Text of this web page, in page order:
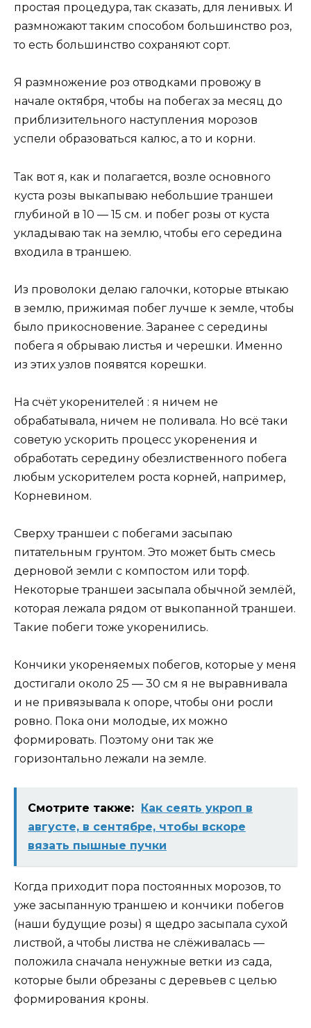
простая процедура, так сказать, для ленивых. И
размножают таким способом большинство роз,
то есть большинство сохраняют сорт.
Я размножение роз отводками провожу в
начале октября, чтобы на побегах за месяц до
приблизительного наступления морозов
успели образоваться калюс, а то и корни.
Так вот я, как и полагается, возле основного
куста розы выкапываю небольшие траншеи
глубиной в 10 — 15 см. и побег розы от куста
укладываю так на землю, чтобы его середина
входила в траншею.
Из проволоки делаю галочки, которые втыкаю
в землю, прижимая побег лучше к земле, чтобы
было прикосновение. Заранее с середины
побега я обрываю листья и черешки. Именно
из этих узлов появятся корешки.
На счёт укоренителей : я ничем не
обрабатывала, ничем не поливала. Но всё таки
советую ускорить процесс укоренения и
обработать середину обезлиственного побега
любым ускорителем роста корней, например,
Корневином.
Сверху траншеи с побегами засыпаю
питательным грунтом. Это может быть смесь
дерновой земли с компостом или торф.
Некоторые траншеи засыпала обычной землёй,
которая лежала рядом от выкопанной траншеи.
Такие побеги тоже укоренились.
Кончики укореняемых побегов, которые у меня
достигали около 25 — 30 см я не выравнивала
и не привязывала к опоре, чтобы они росли
ровно. Пока они молодые, их можно
формировать. Поэтому они так же
горизонтально лежали на земле.
Смотрите также: Как сеять укроп в
августе, в сентябре, чтобы вскоре
вязать пышные пучки
Когда приходит пора постоянных морозов, то
уже засыпанную траншею и кончики побегов
(наши будущие розы) я щедро засыпала сухой
листвой, а чтобы листва не слёживалась —
положила сначала ненужные ветки из сада,
которые были обрезаны с деревьев с целью
формирования кроны.